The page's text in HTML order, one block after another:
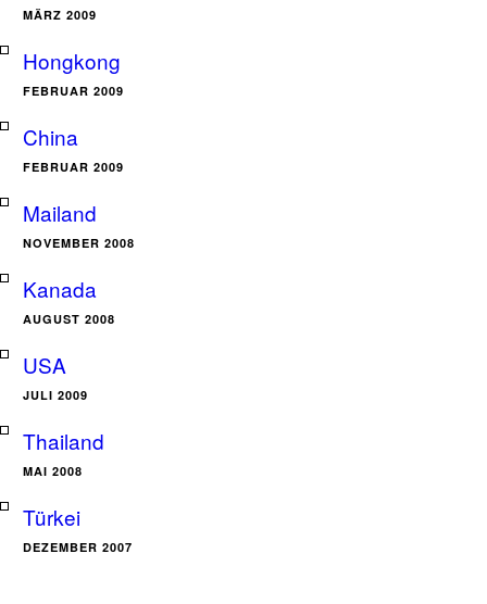
MÄRZ 2009
Hongkong
FEBRUAR 2009
China
FEBRUAR 2009
Mailand
NOVEMBER 2008
Kanada
AUGUST 2008
USA
JULI 2009
Thailand
MAI 2008
Türkei
DEZEMBER 2007